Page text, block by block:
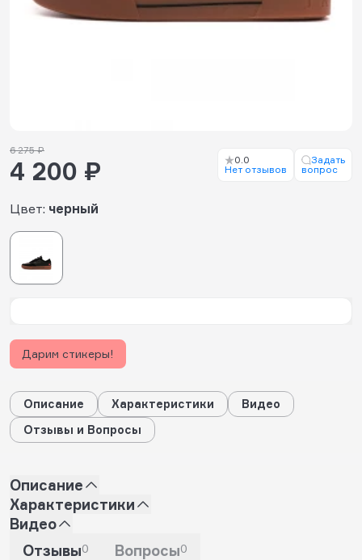
Цвет: черный
6 275 ₽
4 200 ₽
0.0
Нет отзывов
Задать
вопрос
Дарим стикеры!
Описание Характеристики
Видео
Отзывы и Вопросы
Описание
Характеристики
Видео
Отзывы0 Вопросы0